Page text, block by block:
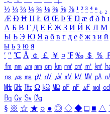
½ ⅓ ⅔ ¼ ¾ ⅛ ⅜ ⅝ ⅞ ¹ ² ³ ⁴ ⁿ ₁ ₂
Æ Ð Ħ Ĳ Ł Ø Œ Þ Ŧ Ŋ æ đ ð ħ ı
А Б В Г Д Е Ё Ж З И Й К Л М
Ы Ь Э Ю Я а б в г д е ё ж з и й
ы ь э ю я
′ ″ ℃ Å ￠ ￡ ￥ ¤ ℉ ‰ ＄ ％
㎙ ㎚ ㎛ ㎜ ㎝ ㎞ ㎟ ㎠ ㎡ ㎢
㎱ ㎲ ㎳ ㎴ ㎵ ㎶ ㎷ ㎸ ㎹ ㎀
㎒ ㎓ ㎔ Ω ㏀ ㏁ ㎊ ㎋ ㎌ ㏖ ㏅
㏃ ㏉ ㏜ ㏆
§ ※ ☆ ★ ○ ● ◎ ◇ ◆ □ ■ △